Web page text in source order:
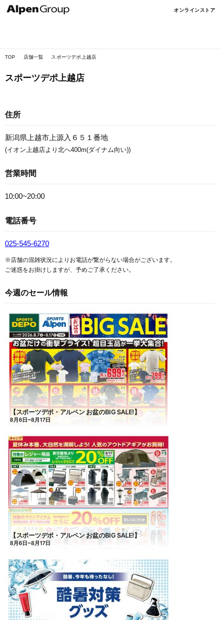
オンラインストア
TOP 店舗一覧 スポーツデポ上越店
スポーツデポ上越店
住所
新潟県上越市上源入６５１番地
(イオン上越店より北へ400m(ダイナム向い))
営業時間
10:00~20:00
電話番号
025-545-6270
※店舗の混雑状況によりお電話が繋がらない場合がございます。
ご迷惑をお掛けしますが、予めご了承ください。
今週のセール情報